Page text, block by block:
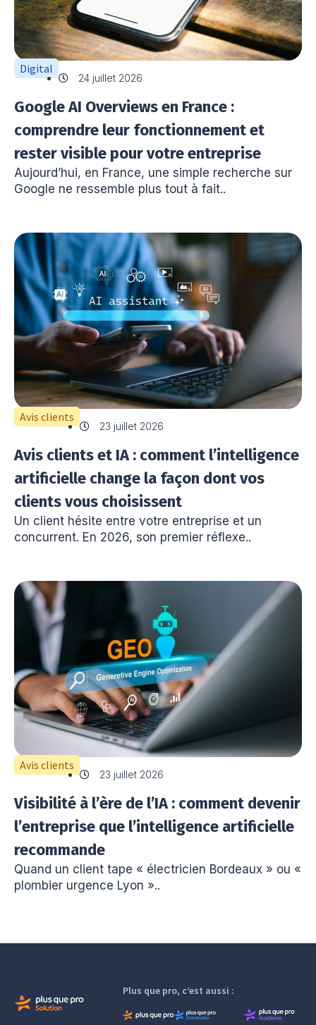
Digital
24 juillet 2026
Google AI Overviews en France :
comprendre leur fonctionnement et
rester visible pour votre entreprise
Aujourd’hui, en France, une simple recherche sur
Google ne ressemble plus tout à fait..
Avis clients
23 juillet 2026
Avis clients et IA : comment l’intelligence
artificielle change la façon dont vos
clients vous choisissent
Un client hésite entre votre entreprise et un
concurrent. En 2026, son premier réflexe..
Avis clients
23 juillet 2026
Visibilité à l’ère de l’IA : comment devenir
l’entreprise que l’intelligence artificielle
recommande
Quand un client tape « électricien Bordeaux » ou «
plombier urgence Lyon »..
Plus que pro, c’est aussi :